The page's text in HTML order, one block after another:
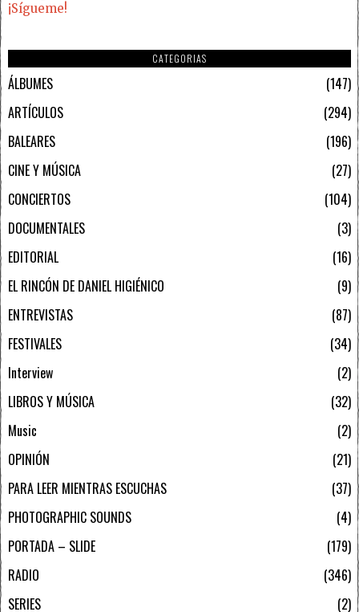
¡Sígueme!
CATEGORIAS
ÁLBUMES
147
ARTÍCULOS
294
BALEARES
196
CINE Y MÚSICA
27
CONCIERTOS
104
DOCUMENTALES
3
EDITORIAL
16
EL RINCÓN DE DANIEL HIGIÉNICO
9
ENTREVISTAS
87
FESTIVALES
34
Interview
2
LIBROS Y MÚSICA
32
Music
2
OPINIÓN
21
PARA LEER MIENTRAS ESCUCHAS
37
PHOTOGRAPHIC SOUNDS
4
PORTADA – SLIDE
179
RADIO
346
SERIES
2